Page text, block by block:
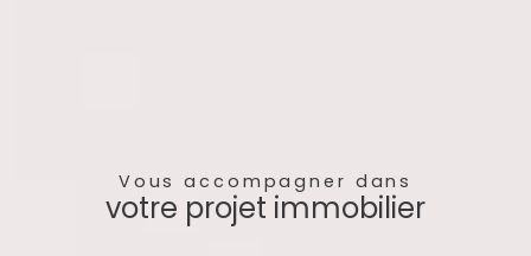
Vous accompagner dans
votre projet immobilier